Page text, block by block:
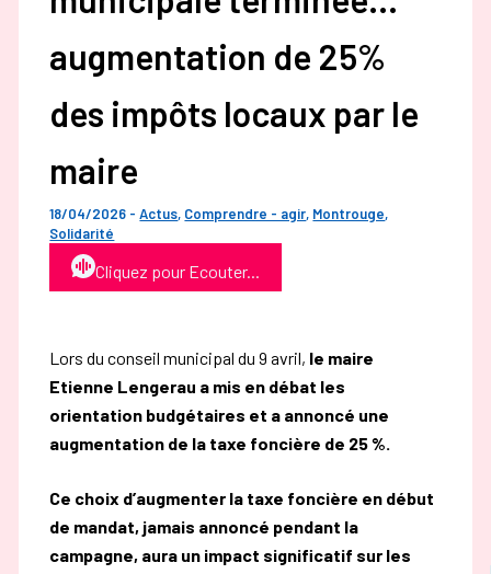
augmentation de 25%
des impôts locaux par le
maire
18/04/2026 -Actus, Comprendre - agir, Montrouge,
Solidarité
Cliquez pour Ecouter...
Lors du conseil municipal du 9 avril, le maire
Etienne Lengerau a mis en débat les
orientation budgétaires et a annoncé une
augmentation de la taxe foncière de 25 %.
Ce choix d’augmenter la taxe foncière en début
de mandat, jamais annoncé pendant la
campagne, aura un impact significatif sur les